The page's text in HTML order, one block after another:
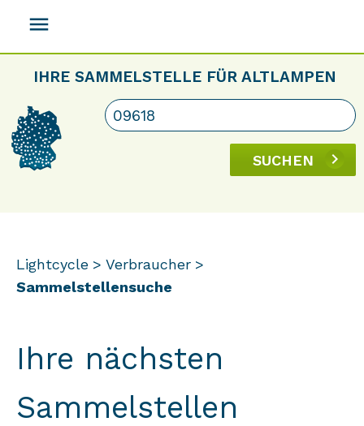
menu
IHRE SAMMELSTELLE FÜR ALTLAMPEN
SUCHEN
Lightcycle
Verbraucher
Sammelstellensuche
Ihre nächsten
Sammelstellen